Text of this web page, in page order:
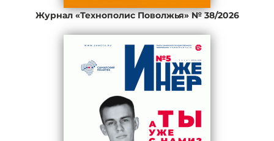
Журнал «Технополис Поволжья» № 38/2026